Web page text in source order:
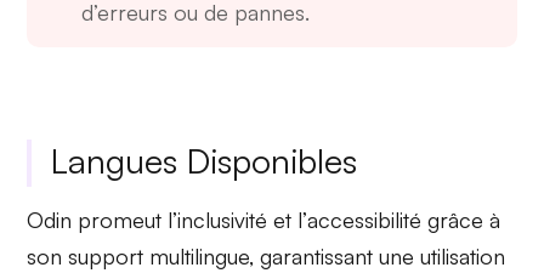
d’erreurs ou de pannes.
Langues Disponibles
Odin promeut l’inclusivité et l’accessibilité grâce à
son support multilingue, garantissant une utilisation